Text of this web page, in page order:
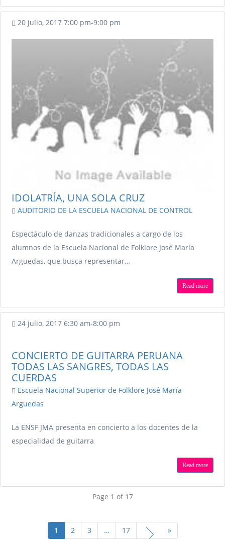
20 julio, 2017 7:00 pm-9:00 pm
IDOLATRÍA, UNA SOLA CRUZ
AUDITORIO DE LA ESCUELA NACIONAL DE CONTROL
Espectáculo de danzas tradicionales a cargo de los
alumnos de la Escuela Nacional de Folklore José María
Arguedas, que busca representar…
Read more
24 julio, 2017 6:30 am-8:00 pm
CONCIERTO DE GUITARRA PERUANA
TODAS LAS SANGRES, TODAS LAS
CUERDAS
Escuela Nacional Superior de Folklore José María
Arguedas
La ENSF JMA presenta en concierto a los docentes de la
especialidad de guitarra
Read more
Page 1 of 17
1 2 3 … 17 »